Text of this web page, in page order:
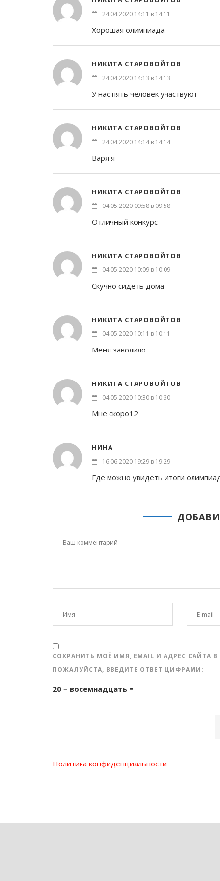
24.04.2020 14:11 в 14:11
Хорошая олимпиада
НИКИТА СТАРОВОЙТОВ
24.04.2020 14:13 в 14:13
У нас пять человек участвуют
НИКИТА СТАРОВОЙТОВ
24.04.2020 14:14 в 14:14
Варя я
НИКИТА СТАРОВОЙТОВ
04.05.2020 09:58 в 09:58
Отличный конкурс
НИКИТА СТАРОВОЙТОВ
04.05.2020 10:09 в 10:09
Скучно сидеть дома
НИКИТА СТАРОВОЙТОВ
04.05.2020 10:11 в 10:11
Меня заволило
НИКИТА СТАРОВОЙТОВ
04.05.2020 10:30 в 10:30
Мне скоро12
НИНА
16.06.2020 19:29 в 19:29
Где можно увидеть итоги
СОХРАНИТЬ МОЁ ИМЯ, EMAIL И АДРЕС
ПОЖАЛУЙСТА, ВВЕДИТЕ ОТВЕТ ЦИФРАМИ:
20 − восемнадцать =
Политика конфиденциальности